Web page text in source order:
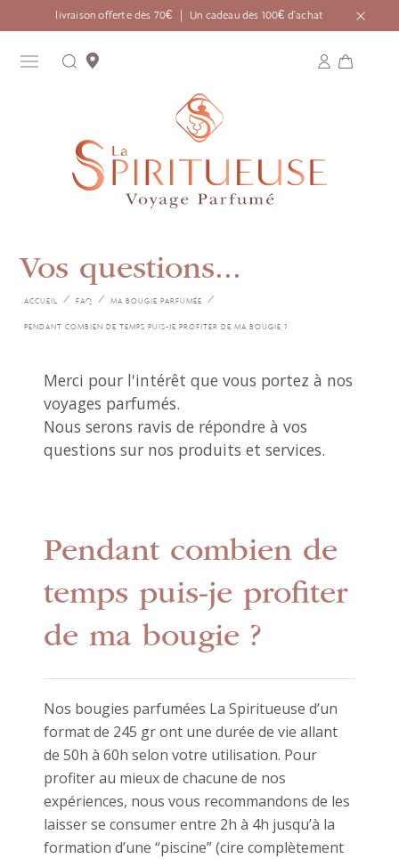
livraison offerte dès 70€ ｜ Un cadeau dès 100€ d'achat
Vos questions...
ACCUEIL FAQ MA BOUGIE PARFUMÉE
PENDANT COMBIEN DE TEMPS PUIS-JE PROFITER DE MA BOUGIE ?
Merci pour l'intérêt que vous portez à nos
voyages parfumés.
Nous serons ravis de répondre à vos
questions sur nos produits et services.
Pendant combien de
temps puis-je profiter
de ma bougie ?
Nos bougies parfumées La Spiritueuse d’un
format de 245 gr ont une durée de vie allant
de 50h à 60h selon votre utilisation. Pour
profiter au mieux de chacune de nos
expériences, nous vous recommandons de les
laisser se consumer entre 2h à 4h jusqu’à la
formation d’une “piscine” (cire complètement